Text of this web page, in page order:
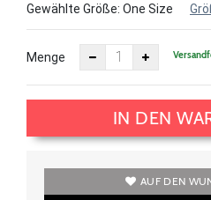
Gewählte Größe: One Size
Menge
IN DEN
AUF DEN